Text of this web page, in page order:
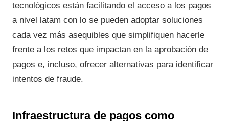
tecnológicos están facilitando el acceso a los pagos
a nivel latam con lo se pueden adoptar soluciones
cada vez más asequibles que simplifiquen hacerle
frente a los retos que impactan en la aprobación de
pagos e, incluso, ofrecer alternativas para identificar
intentos de fraude.
Infraestructura de pagos como